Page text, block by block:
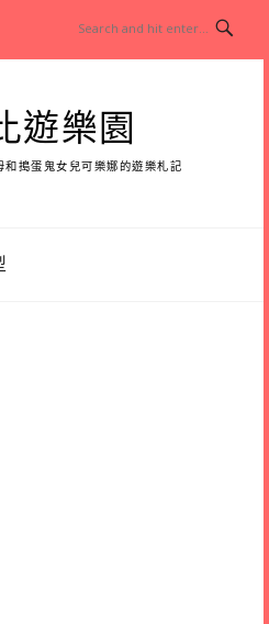
遊樂園
和搗蛋鬼女兒可樂娜的遊樂札記